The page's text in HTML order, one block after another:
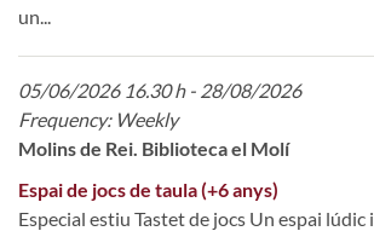
un...
05/06/2026 16.30 h - 28/08/2026
Frequency: Weekly
Molins de Rei. Biblioteca el Molí
Espai de jocs de taula (+6 anys)
Especial estiu Tastet de jocs Un espai lúdic i